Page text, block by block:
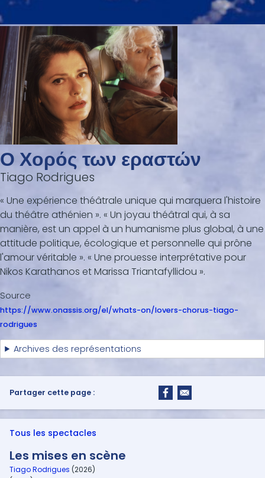
Ο Χορός των εραστών
Tiago Rodrigues
« Une expérience théâtrale unique qui marquera l'histoire
du théâtre athénien ». « Un joyau théâtral qui, à sa
manière, est un appel à un humanisme plus global, à une
attitude politique, écologique et personnelle qui prône
l'amour véritable ». « Une prouesse interprétative pour
Nikos Karathanos et Marissa Triantafyllidou ».
Source
https://www.onassis.org/el/whats-on/lovers-chorus-tiago-
rodrigues
Archives des représentations
Partager cette page :
Tous les spectacles
Les mises en scène
Tiago Rodrigues (2026)